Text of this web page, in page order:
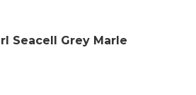
Seacell Grey Marle